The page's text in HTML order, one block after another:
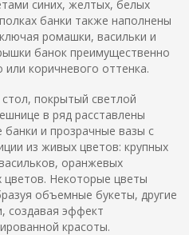
синих, желтых, белых
банки также наполнены
ромашки, васильки и
банок преимущественно
коричневого оттенка.
покрытый светлой
в ряд расставлены
и прозрачные вазы с
из живых цветов: крупных
оранжевых
цветов. Некоторые цветы
объемные букеты, другие
создавая эффект
красоты.